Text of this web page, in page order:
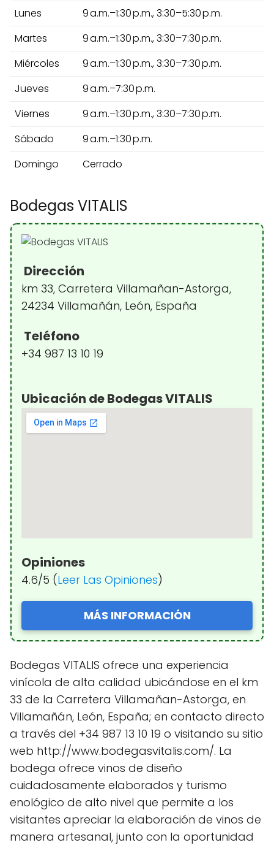
Lunes
9 a.m.–1:30 p.m., 3:30–5:30 p.m.
Martes
9 a.m.–1:30 p.m., 3:30–7:30 p.m.
Miércoles
9 a.m.–1:30 p.m., 3:30–7:30 p.m.
Jueves
9 a.m.–7:30 p.m.
Viernes
9 a.m.–1:30 p.m., 3:30–7:30 p.m.
Sábado
9 a.m.–1:30 p.m.
Domingo
Cerrado
Bodegas VITALIS
Dirección
km 33, Carretera Villamañan-Astorga,
24234 Villamañán, León, España
Teléfono
+34 987 13 10 19
Ubicación de Bodegas VITALIS
Opiniones
4.6/5 (Leer Las Opiniones)
MÁS INFORMACIÓN
Bodegas VITALIS ofrece una experiencia
vinícola de alta calidad ubicándose en el km
33 de la Carretera Villamañan-Astorga, en
Villamañán, León, España; en contacto directo
a través del +34 987 13 10 19 o visitando su sitio
web http://www.bodegasvitalis.com/. La
bodega ofrece vinos de diseño
cuidadosamente elaborados y turismo
enológico de alto nivel que permite a los
visitantes apreciar la elaboración de vinos de
manera artesanal, junto con la oportunidad